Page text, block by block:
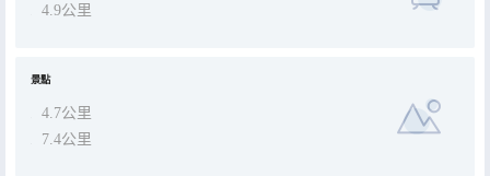
4.9公里
景點
4.7公里
7.4公里